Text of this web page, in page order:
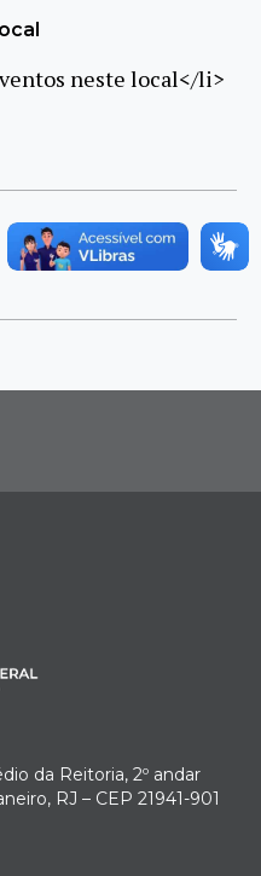
neste local</li>
da Reitoria, 2º andar
RJ – CEP 21941-901